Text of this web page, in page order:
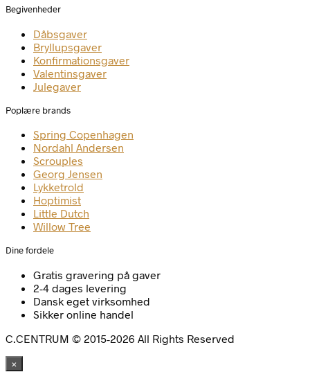
Begivenheder
Dåbsgaver
Bryllupsgaver
Konfirmationsgaver
Valentinsgaver
Julegaver
Poplære brands
Spring Copenhagen
Nordahl Andersen
Scrouples
Georg Jensen
Lykketrold
Hoptimist
Little Dutch
Willow Tree
Dine fordele
Gratis gravering på gaver
2-4 dages levering
Dansk eget virksomhed
Sikker online handel
C.CENTRUM © 2015-2026 All Rights Reserved
×